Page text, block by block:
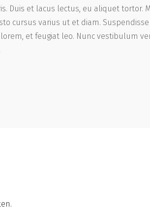
Duis et lacus lectus, eu aliquet tortor.
cursus varius ut et diam.
et feugiat leo. Nunc vestibulum